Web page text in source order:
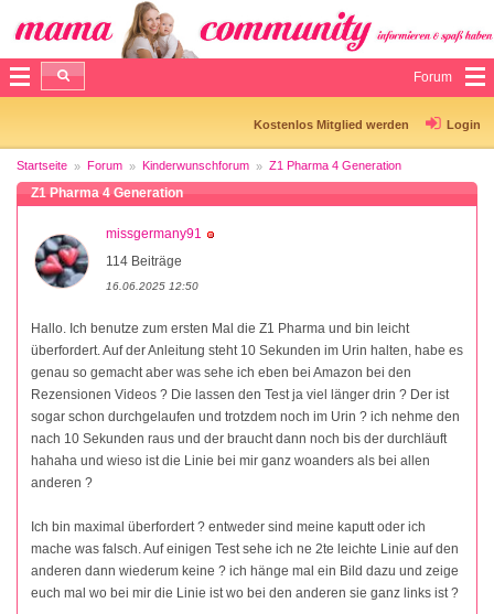
Forum
Kostenlos Mitglied werden Login
Startseite Forum Kinderwunschforum Z1 Pharma 4 Generation
Z1 Pharma 4 Generation
missgermany91
114 Beiträge
16.06.2025 12:50
Hallo. Ich benutze zum ersten Mal die Z1 Pharma und bin leicht
überfordert. Auf der Anleitung steht 10 Sekunden im Urin halten, habe es
genau so gemacht aber was sehe ich eben bei Amazon bei den
Rezensionen Videos ? Die lassen den Test ja viel länger drin ? Der ist
sogar schon durchgelaufen und trotzdem noch im Urin ? ich nehme den
nach 10 Sekunden raus und der braucht dann noch bis der durchläuft
hahaha und wieso ist die Linie bei mir ganz woanders als bei allen
anderen ?
Ich bin maximal überfordert ? entweder sind meine kaputt oder ich
mache was falsch. Auf einigen Test sehe ich ne 2te leichte Linie auf den
anderen dann wiederum keine ? ich hänge mal ein Bild dazu und zeige
euch mal wo bei mir die Linie ist wo bei den anderen sie ganz links ist ?